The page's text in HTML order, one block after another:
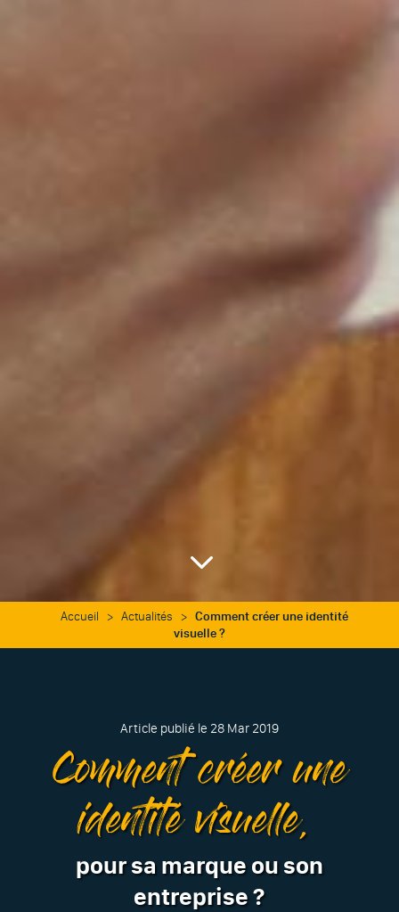
3
Accueil > Actualités > Comment créer une identité
visuelle ?
Article publié le 28 Mar 2019
Comment créer une
identité visuelle,
pour sa marque ou son
entreprise ?